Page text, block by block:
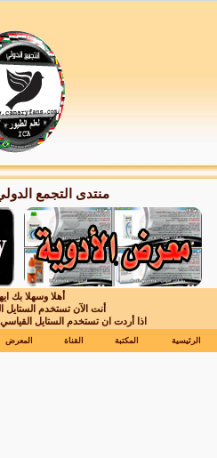
منتدى التجمع
أهلا وسهلا بك
أنت الآن تستخدم الستايل
اذا أردت ان تستخدم الستايل القياسي
الرئيسية المكتبة القناة المعرض